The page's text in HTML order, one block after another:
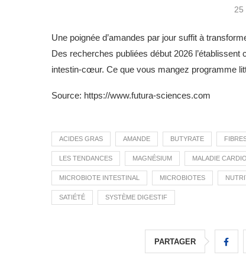
25
Une poignée d’amandes par jour suffit à
Des recherches publiées début 2026
intestin-cœur. Ce que vous mangez programme
Source: https://www.futura-sciences.com
ACIDES GRAS AMANDE BUTYRATE
LES TENDANCES MAGNÉSIUM MALADIE
MICROBIOTE INTESTINAL MICROBIOTES
SATIÉTÉ SYSTÈME DIGESTIF
PARTAGER